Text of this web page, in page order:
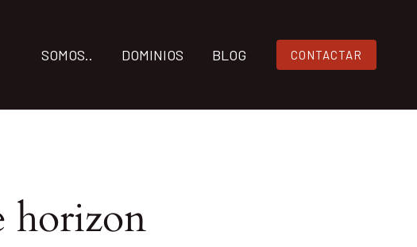
SOMOS.. DOMINIOS BLOG CONTACTAR
horizon